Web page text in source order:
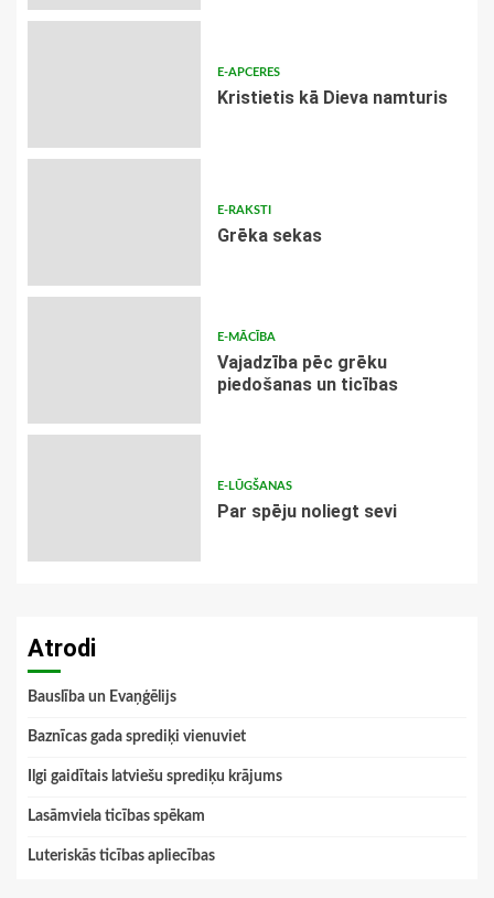
E-APCERES
Kristietis kā Dieva namturis
E-RAKSTI
Grēka sekas
E-MĀCĪBA
Vajadzība pēc grēku
piedošanas un ticības
E-LŪGŠANAS
Par spēju noliegt sevi
Atrodi
Bauslība un Evaņģēlijs
Baznīcas gada sprediķi vienuviet
Ilgi gaidītais latviešu sprediķu krājums
Lasāmviela ticības spēkam
Luteriskās ticības apliecības